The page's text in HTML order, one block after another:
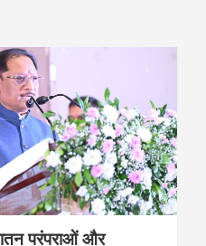
परंपराओं और